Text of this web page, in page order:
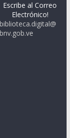
Escribe al Correo
Electrónico!
biblioteca.digital@
bnv.gob.ve